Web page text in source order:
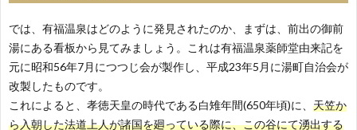
では、有福温泉はどのように発見されたのか、まずは、前出の御前
湯にある看板から見てみましょう。これは有福温泉薬師堂由来記を
元に昭和56年7月につつじ会が製作し、平成23年5月に湯町自治会が
改製したものです。
これによると、孝徳天皇の時代である白雉年間(650年頃)に、 天笠か
ら入朝した法道上人が諸国を廻っている際に、この谷にて湧出する